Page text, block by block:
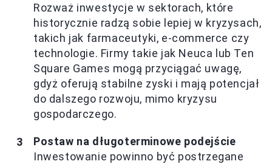
Rozważ inwestycje w sektorach, które
historycznie radzą sobie lepiej w kryzysach,
takich jak farmaceutyki, e-commerce czy
technologie. Firmy takie jak Neuca lub Ten
Square Games mogą przyciągać uwagę,
gdyż oferują stabilne zyski i mają potencjał
do dalszego rozwoju, mimo kryzysu
gospodarczego.
Postaw na długoterminowe podejście
Inwestowanie powinno być postrzegane